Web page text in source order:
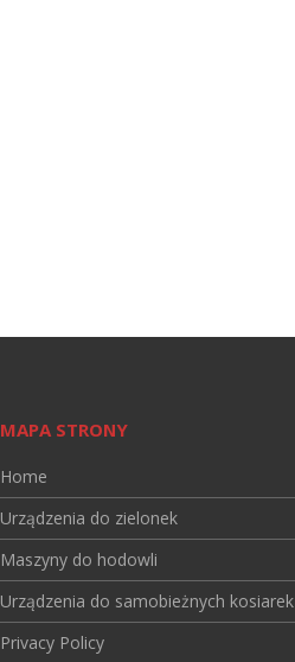
MAPA STRONY
Home
Urządzenia do zielonek
Maszyny do hodowli
Urządzenia do samobieżnych kosiarek
Privacy Policy